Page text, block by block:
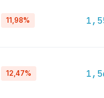
11,98%
12,47%